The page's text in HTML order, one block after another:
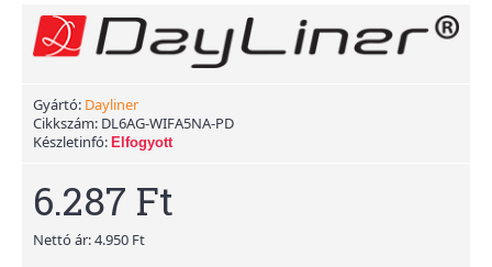
Gyártó: Dayliner
Cikkszám: DL6AG-WIFA5NA-PD
Készletinfó: Elfogyott
6.287 Ft
Nettó ár: 4.950 Ft